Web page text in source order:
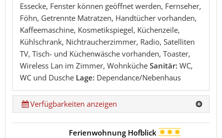
Essecke, Fenster können geöffnet werden, Fernseher,
Föhn, Getrennte Matratzen, Handtücher vorhanden,
Kaffeemaschine, Kosmetikspiegel, Küchenzeile,
Kühlschrank, Nichtraucherzimmer, Radio, Satelliten
TV, Tisch- und Küchenwäsche vorhanden, Toaster,
Wireless Lan im Zimmer, Wohnküche Sanitär: WC,
WC und Dusche Lage: Dependance/Nebenhaus
Verfügbarkeiten anzeigen
Ferienwohnung Hofblick